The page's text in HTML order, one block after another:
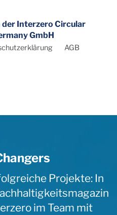
Interzero Circular
GmbH
AGB
Projekte: In
im Team mit